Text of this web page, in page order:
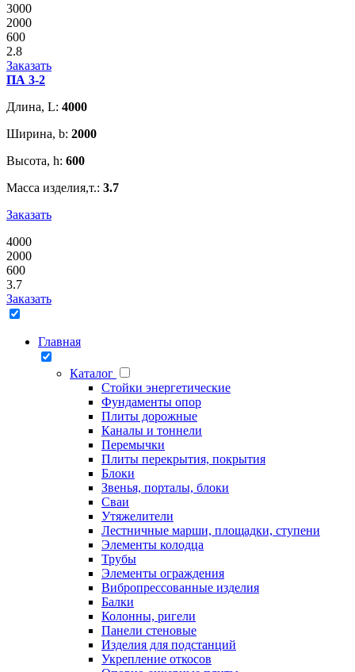
3000
2000
600
2.8
Заказать
ПА 3-2
Длина, L: 4000
Ширина, b: 2000
Высота, h: 600
Масса изделия,т.: 3.7
Заказать
4000
2000
600
3.7
Заказать
Главная
Каталог
Стойки энергетические
Фундаменты опор
Плиты дорожные
Каналы и тоннели
Перемычки
Плиты перекрытия, покрытия
Блоки
Звенья, порталы, блоки
Сваи
Утяжелители
Лестничные марши, площадки, ступени
Элементы колодца
Трубы
Элементы ограждения
Вибропрессованные изделия
Балки
Колонны, ригели
Панели стеновые
Изделия для подстанций
Укрепление откосов